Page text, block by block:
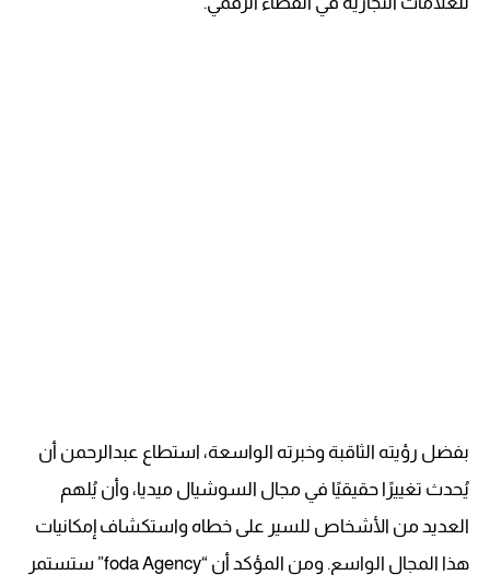
بفضل رؤيته الثاقبة وخبرته الواسعة، استطاع عبدالرحمن أن
يُحدث تغييرًا حقيقيًا في مجال السوشيال ميديا، وأن يُلهم
العديد من الأشخاص للسير على خطاه واستكشاف إمكانيات
هذا المجال الواسع. ومن المؤكد أن “foda Agency” ستستمر